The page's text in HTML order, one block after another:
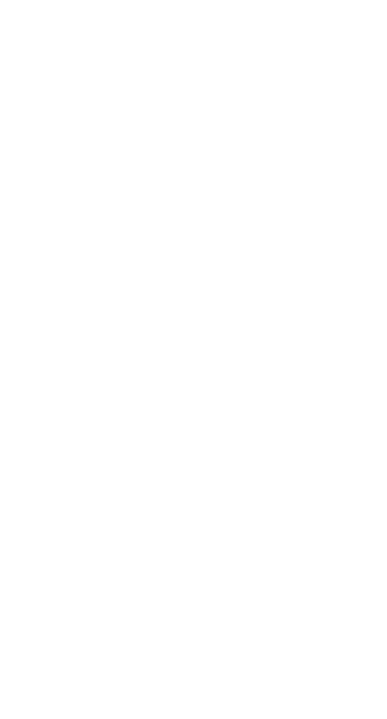
da die Anschaffungskosten
monatliche Leasingrate nutzen.
Plotter zu einem Restwert zu
abzuschließen.
sie so immer Zugriff auf moderne
Service ein, wodurch eventuelle
Branchen eine sinnvolle Lösung:
lassen sich zuverlässig im
im Großformat sind
Pläne und Entwürfe benötigen